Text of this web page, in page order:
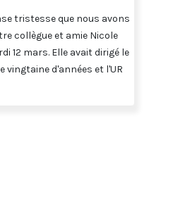
tristesse que nous avons
collègue et amie Nicole
12 mars. Elle avait dirigé le
vingtaine d'années et l'UR